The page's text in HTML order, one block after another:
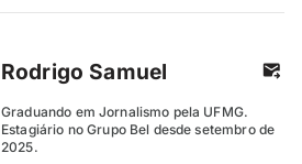
Rodrigo Samuel
Graduando em Jornalismo pela UFMG.
Estagiário no Grupo Bel desde setembro de
2025.